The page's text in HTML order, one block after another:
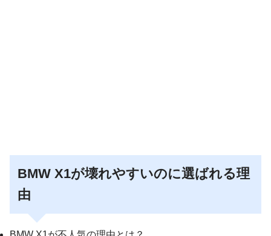
BMW X1が壊れやすいのに選ばれる理
由